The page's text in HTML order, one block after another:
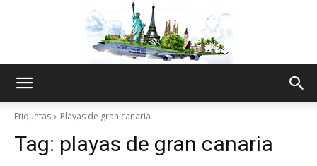
World
Etiquetas Playas de gran canaria
Tag: playas de gran canaria